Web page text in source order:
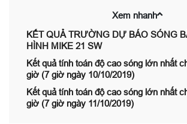
Xem nhanh
KẾT QUẢ TRƯỜNG DỰ BÁO SÓNG
HÌNH MIKE 21 SW
Kết quả tính toán độ cao sóng lớn nhất
giờ (7 giờ ngày 10/10/2019)
Kết quả tính toán độ cao sóng lớn nhất
giờ (7 giờ ngày 11/10/2019)